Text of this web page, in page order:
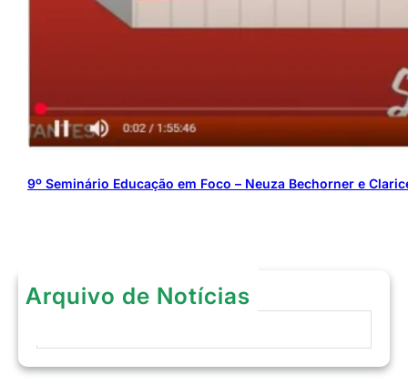
9º Seminário Educação em Foco – Neuza Bechorner e
Arquivo de Notícias
Arquivos